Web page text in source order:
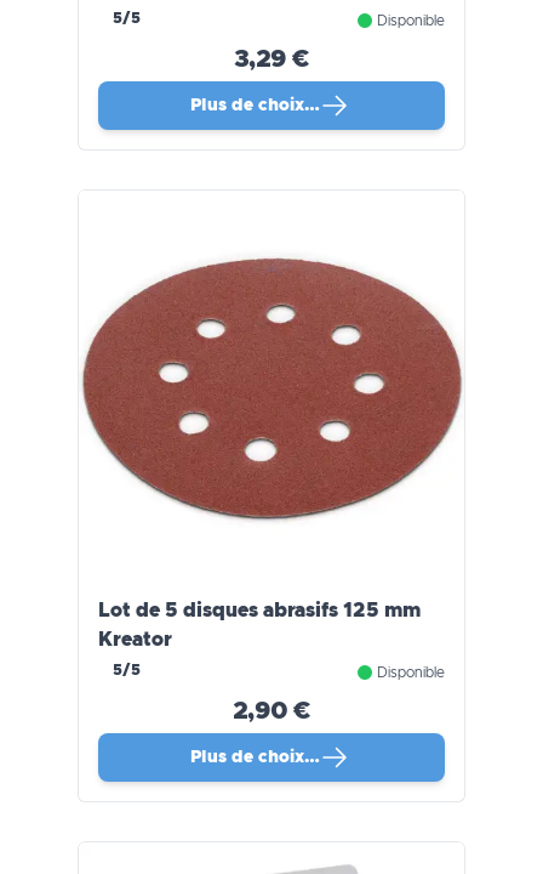
5/5 Disponible
3,29 €
Plus de choix…
Lot de 5 disques abrasifs 125 mm
Kreator
5/5 Disponible
2,90 €
Plus de choix…